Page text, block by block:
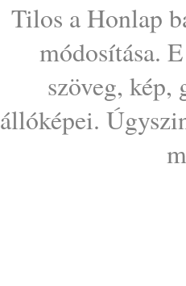
Tilos a Honlap
módosítása.
szöveg, kép,
állóképei.